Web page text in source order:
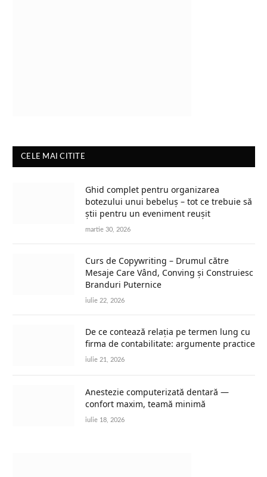
CELE MAI CITITE
Ghid complet pentru organizarea
botezului unui bebeluș – tot ce trebuie să
știi pentru un eveniment reușit
martie 30, 2026
Curs de Copywriting – Drumul către
Mesaje Care Vând, Conving și Construiesc
Branduri Puternice
iulie 22, 2026
De ce contează relația pe termen lung cu
firma de contabilitate: argumente practice
iulie 21, 2026
Anestezie computerizată dentară —
confort maxim, teamă minimă
iulie 18, 2026